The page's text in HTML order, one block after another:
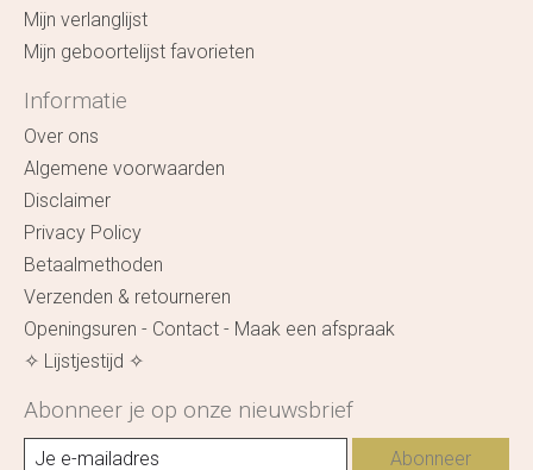
Mijn verlanglijst
Mijn geboortelijst favorieten
Informatie
Over ons
Algemene voorwaarden
Disclaimer
Privacy Policy
Betaalmethoden
Verzenden & retourneren
Openingsuren - Contact - Maak een afspraak
✧ Lijstjestijd ✧
Abonneer je op onze nieuwsbrief
Abonneer